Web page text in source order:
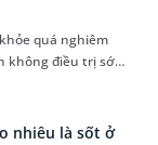
quá nghiêm
điều trị sớm,
với một số biến
nhiêu là sốt ở